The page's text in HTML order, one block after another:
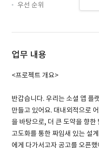
우선 순위
업무 내용
<프로젝트 개요>
반갑습니다. 우리는 소셜 앱 플
만들고 있어요. 대내외적으로
을 바탕으로, 더 큰 도약을 향
고도화를 통한 짜임새 있는 설
에게 다가서고자 공고를 오픈